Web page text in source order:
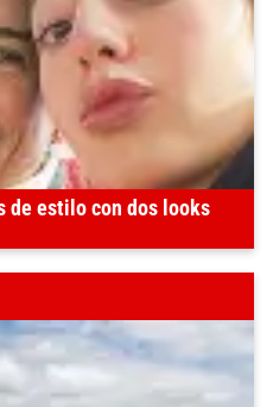
de estilo con dos looks